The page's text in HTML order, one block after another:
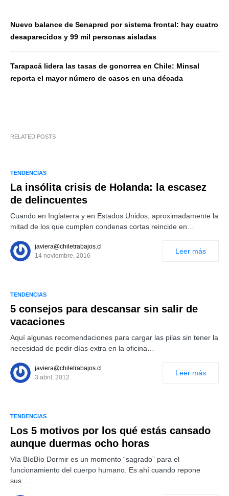
Nuevo balance de Senapred por sistema frontal: hay cuatro
desaparecidos y 99 mil personas aisladas
Tarapacá lidera las tasas de gonorrea en Chile: Minsal
reporta el mayor número de casos en una década
RELATED POSTS
TENDENCIAS
La insólita crisis de Holanda: la escasez
de delincuentes
Cuando en Inglaterra y en Estados Unidos, aproximadamente la
mitad de los que cumplen condenas cortas reincide en…
javiera@chiletrabajos.cl
14 noviembre, 2016
Leer más
TENDENCIAS
5 consejos para descansar sin salir de
vacaciones
Aquí algunas recomendaciones para cargar las pilas sin tener la
necesidad de pedir días extra en la oficina…
javiera@chiletrabajos.cl
3 abril, 2012
Leer más
TENDENCIAS
Los 5 motivos por los qué estás cansado
aunque duermas ocho horas
Vía BíoBío Dormir es un momento “sagrado” para el
funcionamiento del cuerpo humano. Es ahí cuando repone
sus…